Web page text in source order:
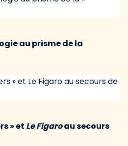
au prisme de la
» et Le Figaroau secours